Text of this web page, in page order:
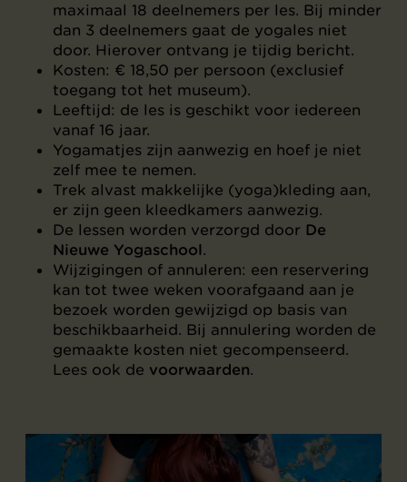
maximaal 18 deelnemers per les. Bij minder
dan 3 deelnemers gaat de yogales niet
door. Hierover ontvang je tijdig bericht.
Kosten: € 18,50 per persoon (exclusief
toegang tot het museum).
Leeftijd: de les is geschikt voor iedereen
vanaf 16 jaar.
Yogamatjes zijn aanwezig en hoef je niet
zelf mee te nemen.
Trek alvast makkelijke (yoga)kleding aan,
er zijn geen kleedkamers aanwezig.
De lessen worden verzorgd door De
Nieuwe Yogaschool.
Wijzigingen of annuleren: een reservering
kan tot twee weken voorafgaand aan je
bezoek worden gewijzigd op basis van
beschikbaarheid. Bij annulering worden de
gemaakte kosten niet gecompenseerd.
Lees ook de voorwaarden.